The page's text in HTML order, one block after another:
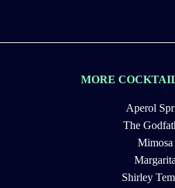
MORE
Aperol
The
Mimosa
Margarita
Shirley